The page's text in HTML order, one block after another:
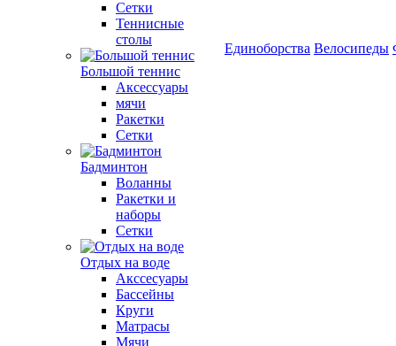
Сетки
Теннисные
столы
Большой теннис
Аксессуары
мячи
Ракетки
Сетки
Бадминтон
Воланны
Ракетки и
наборы
Сетки
Отдых на воде
Акссесуары
Бассейны
Круги
Матрасы
Мячи
Единоборства Велосипеды